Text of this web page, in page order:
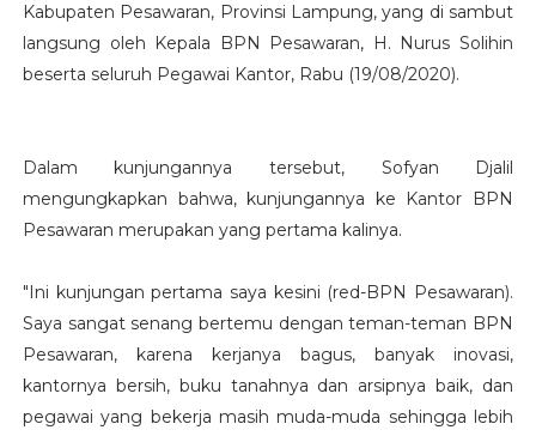
Kabupaten Pesawaran, Provinsi Lampung, yang di sambut
langsung oleh Kepala BPN Pesawaran, H. Nurus Solihin
beserta seluruh Pegawai Kantor, Rabu (19/08/2020).
Dalam kunjungannya tersebut, Sofyan Djalil
mengungkapkan bahwa, kunjungannya ke Kantor BPN
Pesawaran merupakan yang pertama kalinya.
"Ini kunjungan pertama saya kesini (red-BPN Pesawaran).
Saya sangat senang bertemu dengan teman-teman BPN
Pesawaran, karena kerjanya bagus, banyak inovasi,
kantornya bersih, buku tanahnya dan arsipnya baik, dan
pegawai yang bekerja masih muda-muda sehingga lebih